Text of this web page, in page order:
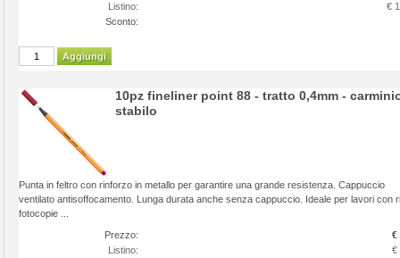
Listino:
€
Sconto:
Aggiungi
10pz fineliner point 88 - tratto 0,4mm -
stabilo
Punta in feltro con rinforzo in metallo per garantire una grande resistenza. Cappuccio
ventilato antisoffocamento. Lunga durata anche senza cappuccio. Ideale per lavori con
fotocopie ...
Prezzo:
€
Listino:
€